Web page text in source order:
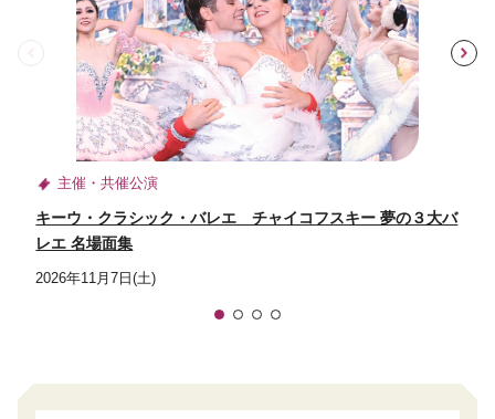
主催・共催公演
キーウ・クラシック・バレエ チャイコフスキー 夢の３大バ
レエ 名場面集
2026年11月7日(土)
前
1 2